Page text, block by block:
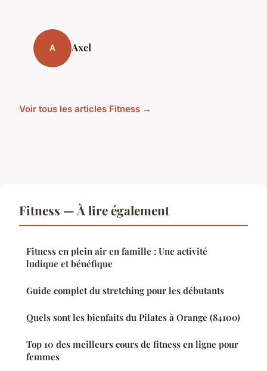
A Axel
Voir tous les articles Fitness →
Fitness — À lire également
Fitness en plein air en famille : Une activité
ludique et bénéfique
Guide complet du stretching pour les débutants
Quels sont les bienfaits du Pilates à Orange (84100)
Top 10 des meilleurs cours de fitness en ligne pour
femmes